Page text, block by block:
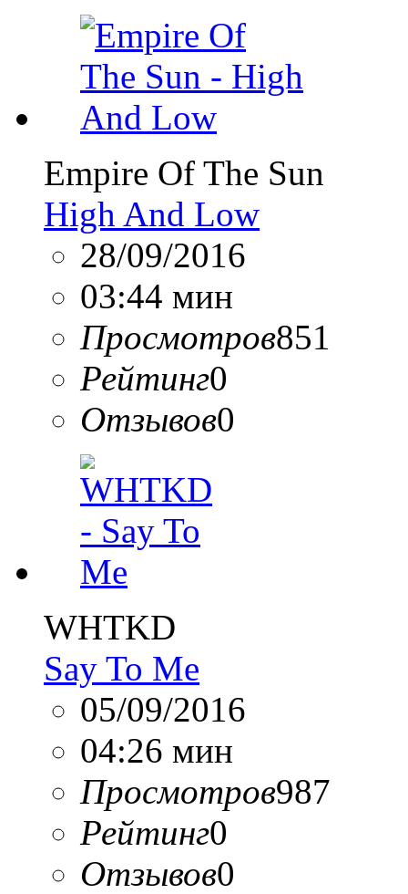
Empire Of The Sun
High And Low
28/09/2016
03:44 мин
Просмотров851
Рейтинг0
Отзывов0
WHTKD
Say To Me
05/09/2016
04:26 мин
Просмотров987
Рейтинг0
Отзывов0